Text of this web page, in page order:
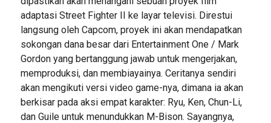
adaptasi Street Fighter II ke layar televisi. Direstui
langsung oleh Capcom, proyek ini akan mendapatkan
sokongan dana besar dari Entertainment One / Mark
Gordon yang bertanggung jawab untuk mengerjakan,
memproduksi, dan membiayainya. Ceritanya sendiri
akan mengikuti versi video game-nya, dimana ia akan
berkisar pada aksi empat karakter: Ryu, Ken, Chun-Li,
dan Guile untuk menundukkan M-Bison. Sayangnya,